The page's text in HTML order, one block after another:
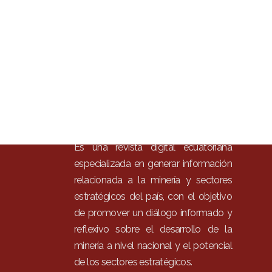
Es una revista digital ecuatoriana
especializada en generar información
relacionada a la minería y sectores
estratégicos del país, con el objetivo
de promover un diálogo informado y
reflexivo sobre el desarrollo de la
minería a nivel nacional y el potencial
de los sectores estratégicos.